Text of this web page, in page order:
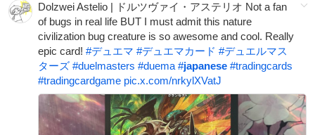
Dolzwei Astelio | ドルツヴァイ・アステリオ Not a fan
of bugs in real life BUT I must admit this nature
civilization bug creature is so awesome and cool. Really
epic card! #デュエマ #デュエマカード #デュエルマス
ターズ #duelmasters #duema #japanese #tradingcards
#tradingcardgame pic.x.com/nrkylXVatJ